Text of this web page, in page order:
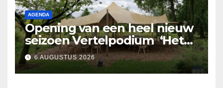
AGENDA
Opening van een heel nieuw
seizoen Vertelpodium ‘Het
Lopende Vuur’. Landelijke
verhalen in Bomentuin D’n
Hooidonk
6 AUGUSTUS 2026